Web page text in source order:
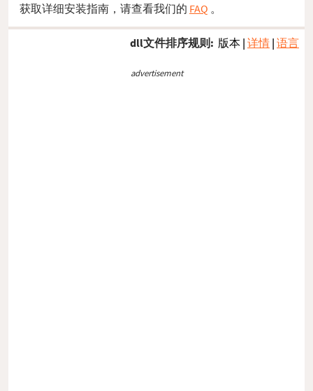
获取详细安装指南，请查看我们的 FAQ 。
dll文件排序规则: 版本 | 详情 | 语言
advertisement